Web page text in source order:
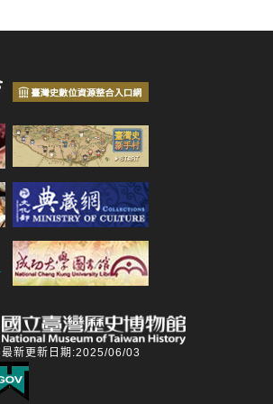
最新更新日期:2025/06/03